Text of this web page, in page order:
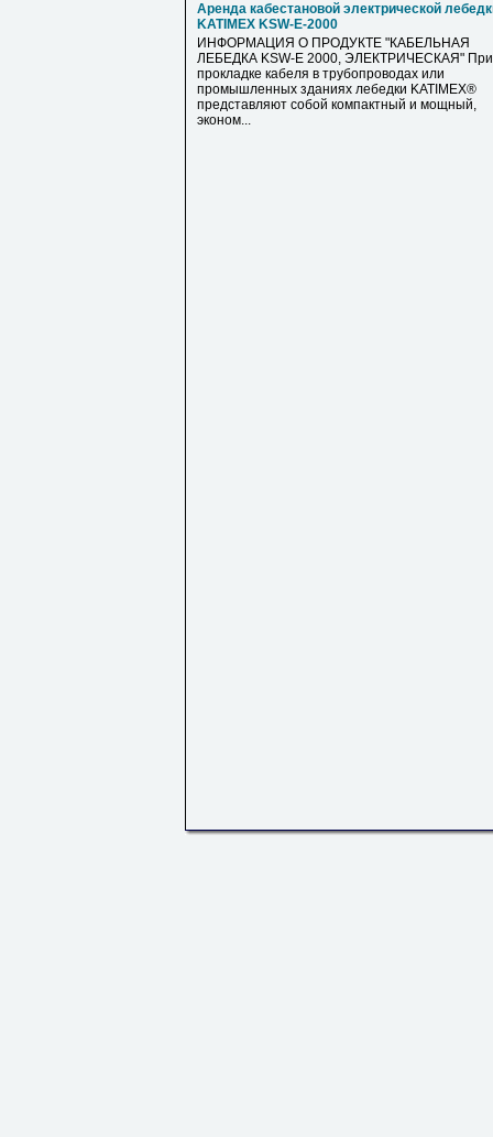
Аренда кабестановой электрической
KATIMEX KSW-E-2000
ИНФОРМАЦИЯ О ПРОДУКТЕ "КАБЕЛЬНАЯ
ЛЕБЕДКА KSW-E 2000, ЭЛЕКТРИЧЕСКАЯ" При
прокладке кабеля в трубопроводах или
промышленных зданиях лебедки KATIMEX®
представляют собой компактный и мощный,
эконом...